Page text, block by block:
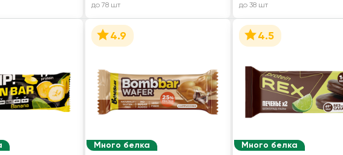
до 78 шт до 38 шт
Много белка
4.9
Много белка
4.5